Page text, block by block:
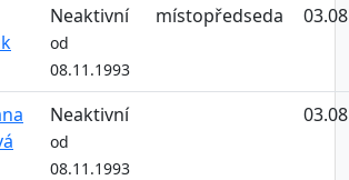
Neaktivní
od
08.11.1993
místopředseda
Neaktivní
od
08.11.1993